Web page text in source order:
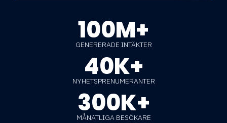
100M+
GENERERADE INTÄKTER
40K+
NYHETSPRENUMERANTER
300K+
MÅNATLIGA BESÖKARE